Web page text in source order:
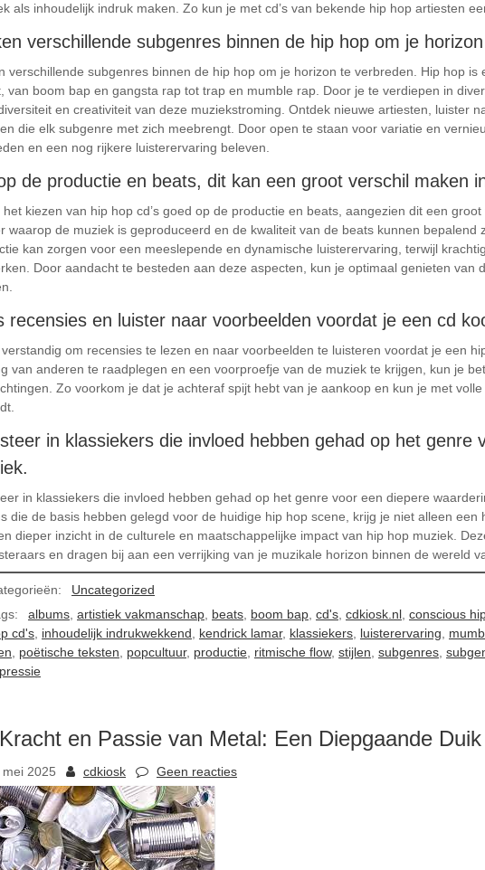
als inhoudelijk indruk maken. Zo kun je met cd’s van bekende hip hop artiesten
verschillende subgenres binnen de hip hop om je
verschillende subgenres binnen de hip hop om je horizon te verbreden. Hip hop
van boom bap en gangsta rap tot trap en mumble rap. Door je te verdiepen in
en creativiteit van deze muziekstroming. Ontdek nieuwe artiesten, luister
die elk subgenre met zich meebrengt. Door open te staan voor variatie en
en een nog rijkere luisterervaring beleven.
de productie en beats, dit kan een groot verschil maken
het kiezen van hip hop cd’s goed op de productie en beats, aangezien dit een
waarop de muziek is geproduceerd en de kwaliteit van de beats kunnen
kan zorgen voor een meeslepende en dynamische luisterervaring, terwijl
Door aandacht te besteden aan deze aspecten, kun je optimaal genieten van
recensies en luister naar voorbeelden voordat je een cd
verstandig om recensies te lezen en naar voorbeelden te luisteren voordat je een
van anderen te raadplegen en een voorproefje van de muziek te krijgen, kun je
Zo voorkom je dat je achteraf spijt hebt van je aankoop en kun je met
in klassiekers die invloed hebben gehad op het genre
in klassiekers die invloed hebben gehad op het genre voor een diepere
die de basis hebben gelegd voor de huidige hip hop scene, krijg je niet alleen
dieper inzicht in de culturele en maatschappelijke impact van hip hop muziek.
en dragen bij aan een verrijking van je muzikale horizon binnen de wereld
Uncategorized
albums, artistiek vakmanschap, beats, boom bap, cd's, cdkiosk.nl, conscious
cd's, inhoudelijk indrukwekkend, kendrick lamar, klassiekers, luisterervaring,
, poëtische teksten, popcultuur, productie, ritmische flow, stijlen, subgenres,
en Passie van Metal: Een Diepgaande
mei 2025 cdkiosk Geen reacties